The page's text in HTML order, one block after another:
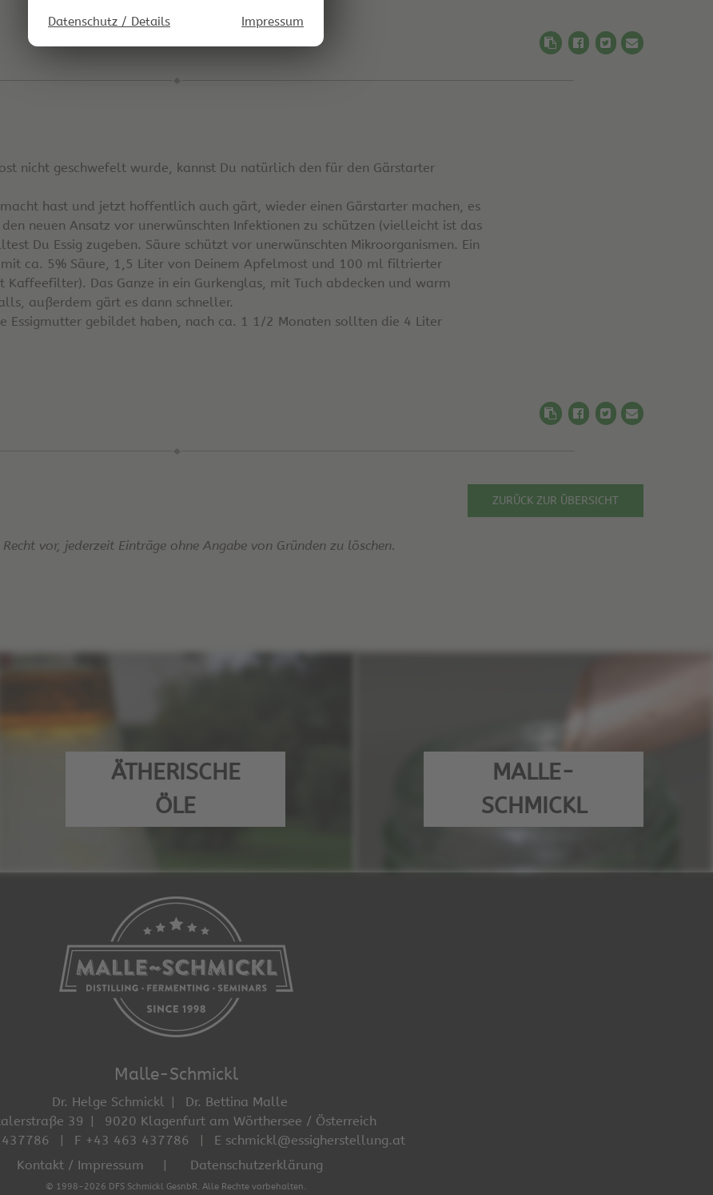
Datenschutz / Details Impressum
nicht geschwefelt wurde, kannst Du natürlich den für den Gärstarter
hast und jetzt hoffentlich auch gärt, wieder einen Gärstarter machen, es
neuen Ansatz vor unerwünschten Infektionen zu schützen (vielleicht ist das
Du Essig zugeben. Säure schützt vor unerwünschten Mikroorganismen. Ein
mit ca. 5% Säure, 1,5 Liter von Deinem Apfelmost und 100 ml filtrierter
Das Ganze in ein Gurkenglas, mit Tuch abdecken und warm
außerdem gärt es dann schneller.
Essigmutter gebildet haben, nach ca. 1 1/2 Monaten sollten die 4 Liter
ZURÜCK ZUR ÜBERSICHT
vor, jederzeit Einträge ohne Angabe von Gründen zu löschen.
ÄTHERISCHE
ÖLE
MALLE-
SCHMICKL
Malle-Schmickl
Dr. Helge Schmickl
Dr. Bettina Malle
39
9020 Klagenfurt am Wörthersee / Österreich
F +43 463 437786
E schmickl@essigherstellung.at
Kontakt / Impressum
Datenschutzerklärung
© 1998-2026 DFS Schmickl GesnbR. Alle Rechte vorbehalten.